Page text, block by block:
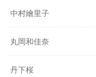
中村繪里子
丸岡和佳奈
丹下桜